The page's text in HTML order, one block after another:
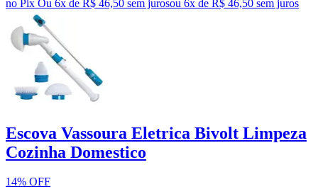
no Pix Ou 6x de R$ 46,50 sem jurosou 6x de R$ 46,50 sem juros
Escova Vassoura Eletrica Bivolt Limpeza
Cozinha Domestico
14% OFF